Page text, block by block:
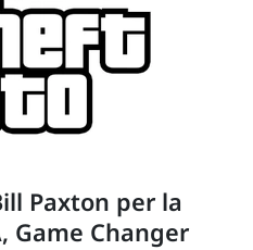
Paxton per la
Game Changer